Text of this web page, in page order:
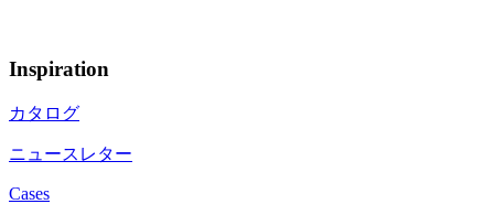
Inspiration
カタログ
ニュースレター
Cases